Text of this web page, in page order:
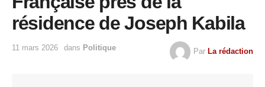
résidence de Joseph Kabila
11 mars 2026 dans Politique Par La rédaction